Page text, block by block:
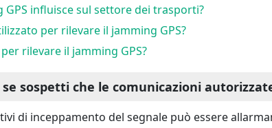
influisce sul settore dei trasporti?
per rilevare il jamming GPS?
rilevare il jamming GPS?
se sospetti che le comunicazioni
di inceppamento del segnale può essere